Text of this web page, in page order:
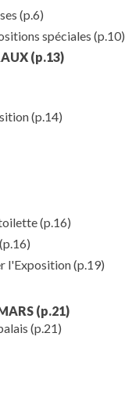
(p.6)
spéciales (p.10)
(p.13)
(p.14)
(p.16)
(p.16)
l'Exposition(p.19)
(p.21)
(p.21)